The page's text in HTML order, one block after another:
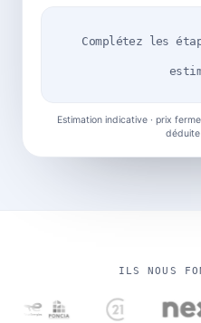
Complétez les
Estimation indicative · prix
ILS NOUS